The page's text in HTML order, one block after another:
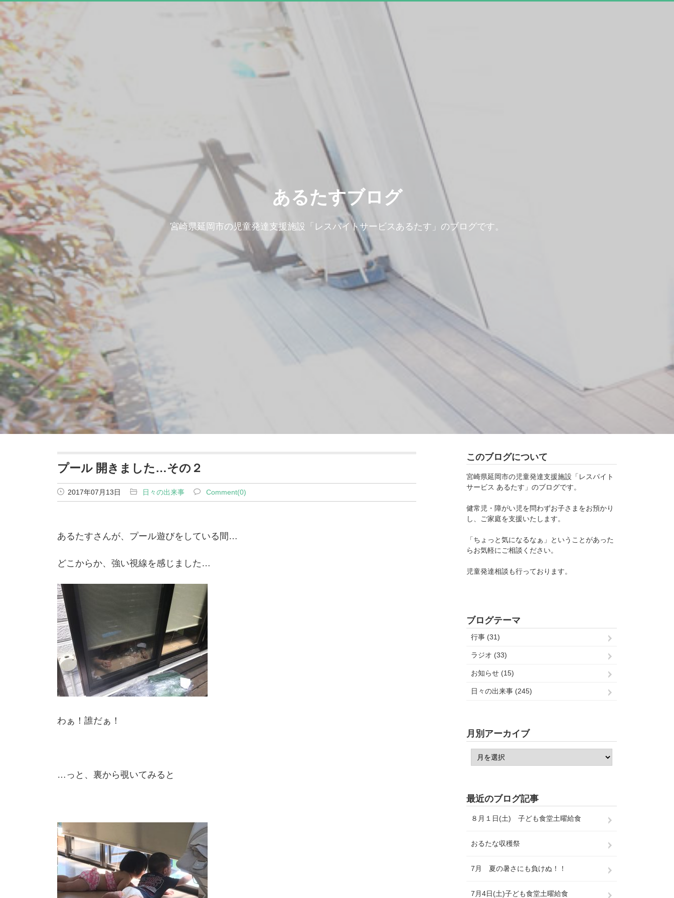
あるたすブログ
宮崎県延岡市の児童発達支援施設「レスパイトサービスあるたす」のブログです。
プール 開きました…その２
2017年07月13日 日々の出来事 Comment(0)
あるたすさんが、プール遊びをしている間…
どこからか、強い視線を感じました…
わぁ！誰だぁ！
…っと、裏から覗いてみると
このブログについて
宮崎県延岡市の児童発達支援施設「レスパイト
サービス あるたす」のブログです。
健常児・障がい児を問わずお子さまをお預かり
し、ご家庭を支援いたします。
「ちょっと気になるなぁ」ということがあった
らお気軽にご相談ください。
児童発達相談も行っております。
ブログテーマ
行事 (31)
ラジオ (33)
お知らせ (15)
日々の出来事 (245)
月別アーカイブ
最近のブログ記事
８月１日(土) 子ども食堂土曜給食
おるたな収穫祭
7月 夏の暑さにも負けぬ！！
7月4日(土)子ども食堂土曜給食